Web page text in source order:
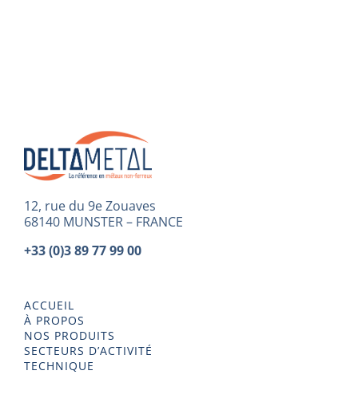
12, rue du 9e Zouaves
68140 MUNSTER – FRANCE
+33 (0)3 89 77 99 00
ACCUEIL
À PROPOS
NOS PRODUITS
SECTEURS D’ACTIVITÉ
TECHNIQUE